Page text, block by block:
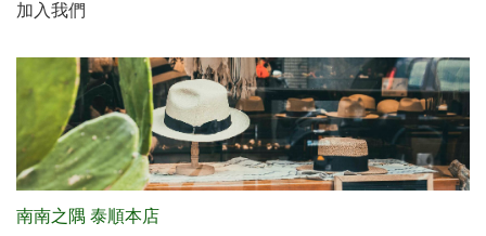
加入我們
南南之隅 泰順本店